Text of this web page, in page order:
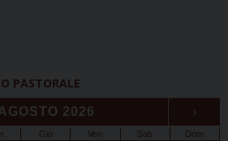
PASTORALE
2026 ›
Gio Ven Sab Dom